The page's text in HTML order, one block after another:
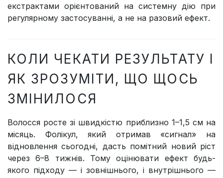
екстрактами орієнтований на системну дію при
регулярному застосуванні, а не на разовий ефект.
КОЛИ ЧЕКАТИ РЕЗУЛЬТАТУ І
ЯК ЗРОЗУМІТИ, ЩО ЩОСЬ
ЗМІНИЛОСЯ
Волосся росте зі швидкістю приблизно 1–1,5 см на
місяць. Фолікул, який отримав «сигнал» на
відновлення сьогодні, дасть помітний новий ріст
через 6–8 тижнів. Тому оцінювати ефект будь-
якого підходу — і зовнішнього, і внутрішнього —